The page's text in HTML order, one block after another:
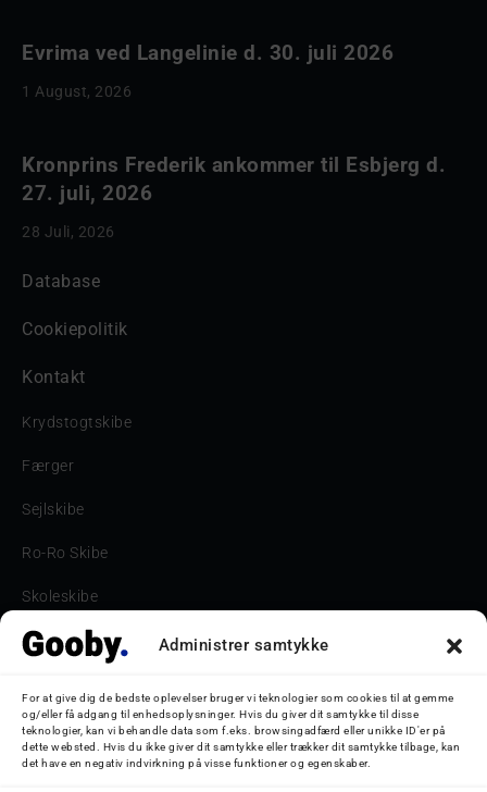
Administrer samtykke
For at give dig de bedste oplevelser bruger vi teknologier som cookies til at gemme
og/eller få adgang til enhedsoplysninger. Hvis du giver dit samtykke til disse
teknologier, kan vi behandle data som f.eks. browsingadfærd eller unikke ID'er på
dette websted. Hvis du ikke giver dit samtykke eller trækker dit samtykke tilbage, kan
det have en negativ indvirkning på visse funktioner og egenskaber.
Evrima ved Langelinie d. 30. juli 2026
1 August, 2026
Kronprins Frederik ankommer til Esbjerg d.
27. juli, 2026
28 Juli, 2026
Database
Cookiepolitik
Kontakt
Krydstogtskibe
Færger
Sejlskibe
Ro-Ro Skibe
Skoleskibe
Havne & Turbåde samt restaurantionsskibe
Bilskib
Storebæltsbroen